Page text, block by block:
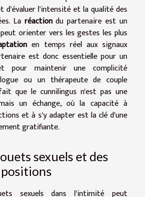
d'évaluer l'intensité et la qualité des
La réactiondu partenaire est un
orienter vers les gestes les plus
en temps réel aux signaux
est donc essentielle pour un
pour maintenir une complicité
ou un thérapeute de couple
que le cunnilingus n'est pas une
un échange, où la capacité à
et à s'y adapter est la clé d'une
gratifiante.
sexuels et des
sexuels dans l'intimité peut